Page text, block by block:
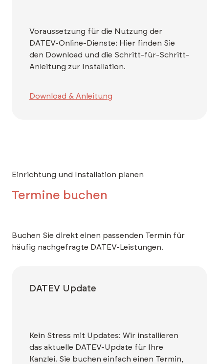
Voraussetzung für die Nutzung der
DATEV-Online-Dienste: Hier finden Sie
den Download und die Schritt-für-Schritt-
Anleitung zur Installation.
Download & Anleitung
Einrichtung und Installation planen
Termine buchen
Buchen Sie direkt einen passenden Termin für
häufig nachgefragte DATEV-Leistungen.
DATEV Update
Kein Stress mit Updates: Wir installieren
das aktuelle DATEV-Update für Ihre
Kanzlei. Sie buchen einfach einen Termin,